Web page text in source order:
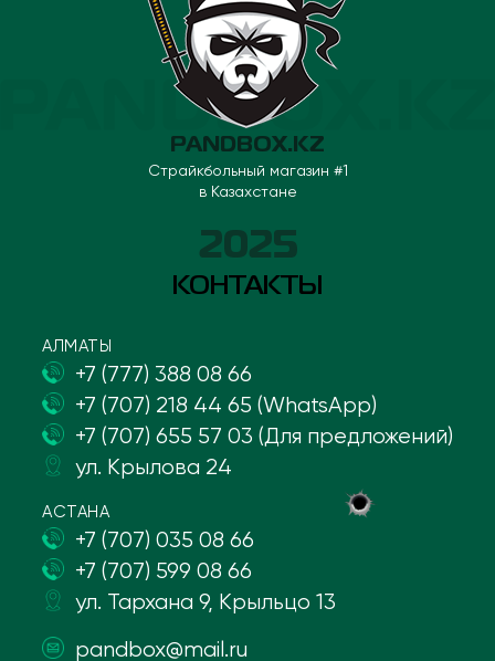
PANDBOX.KZ
Страйкбольный магазин #1
в Казахстане
2025
КОНТАКТЫ
АЛМАТЫ
+7 (777) 388 08 66
+7 (707) 218 44 65 (WhatsApp)
+7 (707) 655 57 03 (Для предложений)
ул. Крылова 24
АСТАНА
+7 (707) 035 08 66
+7 (707) 599 08 66
ул. Тархана 9, Крыльцо 13
pandbox@mail.ru